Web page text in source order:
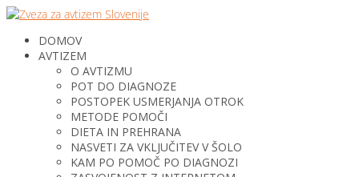
DOMOV
AVTIZEM
O AVTIZMU
POT DO DIAGNOZE
POSTOPEK USMERJANJA OTROK
METODE POMOČI
DIETA IN PREHRANA
NASVETI ZA VKLJUČITEV V ŠOLO
KAM PO POMOČ PO DIAGNOZI